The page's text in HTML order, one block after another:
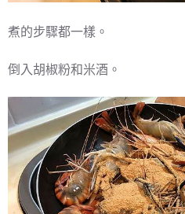
煮的步驟都一樣。
倒入胡椒粉和米酒。